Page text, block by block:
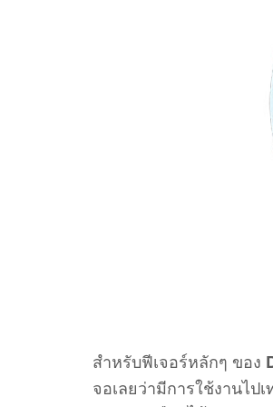
สำหรับฟีเจอร์หลักๆ ของ
จอเลยว่ามีการใช้งานไป